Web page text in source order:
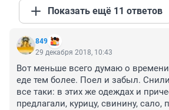
Показать ещё 11 ответов
849
29 декабря 2018, 10:43
Вот меньше всего думаю о
еде тем более. Поел и забыл.
все таки: в этих же одеждах и
предлагали, курицу, свинину, сало,